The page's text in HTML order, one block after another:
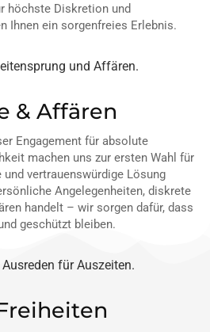
höchste Diskretion und
Ihnen ein sorgenfreies Erlebnis.
& Affären
Engagement für absolute
machen uns zur ersten Wahl für
vertrauenswürdige Lösung
Angelegenheiten, diskrete
handelt – wir sorgen dafür, dass
geschützt bleiben.